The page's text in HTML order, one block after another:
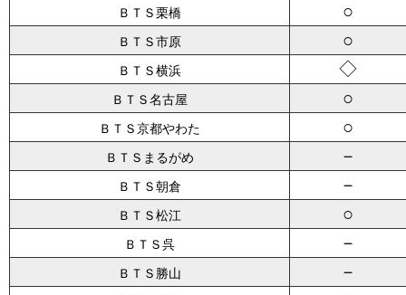
ＢＴＳ栗橋 ○
ＢＴＳ市原 ○
ＢＴＳ横浜 ◇
ＢＴＳ名古屋 ○
ＢＴＳ京都やわた ○
ＢＴＳまるがめ －
ＢＴＳ朝倉 －
ＢＴＳ松江 ○
ＢＴＳ呉 －
ＢＴＳ勝山 －